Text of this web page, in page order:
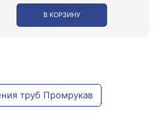
В КОРЗИНУ
труб Промрукав